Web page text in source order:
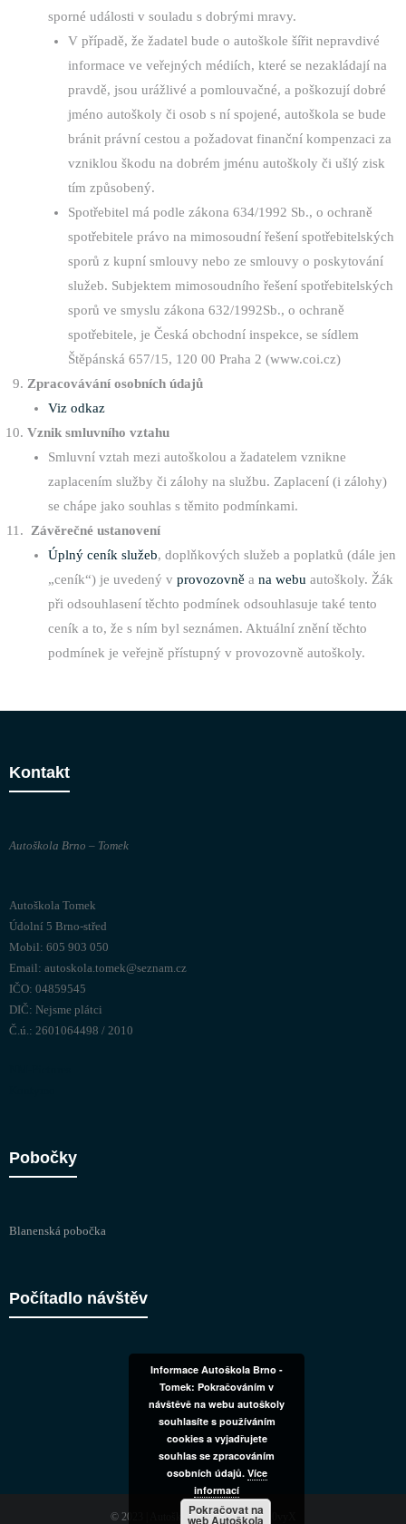
sporné události v souladu s dobrými mravy.
V případě, že žadatel bude o autoškole šířit nepravdivé
informace ve veřejných médiích, které se nezakládají na
pravdě, jsou urážlivé a pomlouvačné, a poškozují dobré
jméno autoškoly či osob s ní spojené, autoškola se bude
bránit právní cestou a požadovat finanční kompenzaci za
vzniklou škodu na dobrém jménu autoškoly či ušlý zisk
tím způsobený.
Spotřebitel má podle zákona 634/1992 Sb., o ochraně
spotřebitele právo na mimosoudní řešení spotřebitelských
sporů z kupní smlouvy nebo ze smlouvy o poskytování
služeb. Subjektem mimosoudního řešení spotřebitelských
sporů ve smyslu zákona 632/1992Sb., o ochraně
spotřebitele, je Česká obchodní inspekce, se sídlem
Štěpánská 657/15, 120 00 Praha 2 (www.coi.cz)
Zpracovávání osobních údajů
Viz odkaz
Vznik smluvního vztahu
Smluvní vztah mezi autoškolou a žadatelem vznikne
zaplacením služby či zálohy na službu. Zaplacení (i zálohy)
se chápe jako souhlas s těmito podmínkami.
Závěrečné ustanovení
Úplný ceník služeb, doplňkových služeb a poplatků (dále jen
„ceník“) je uvedený v provozovně a na webu autoškoly. Žák
při odsouhlasení těchto podmínek odsouhlasuje také tento
ceník a to, že s ním byl seznámen. Aktuální znění těchto
podmínek je veřejně přístupný v provozovně autoškoly.
Kontakt
Autoškola Brno – Tomek
Autoškola Tomek
Údolní 5 Brno-střed
Mobil: 605 903 050
Email: autoskola.tomek@seznam.cz
IČO: 04859545
DIČ: Nejsme plátci
Č.ú.: 2601064498 / 2010
Pobočky
Blanenská pobočka
Počítadlo návštěv
© 2023 | Autoškola Brno - Tomek | D0vyX
Informace Autoškola Brno -
Tomek: Pokračováním v
návštěvě na webu autoškoly
souhlasíte s používáním
cookies a vyjadřujete
souhlas se zpracováním
osobních údajů. Více
informací
Pokračovat na
web Autoškola